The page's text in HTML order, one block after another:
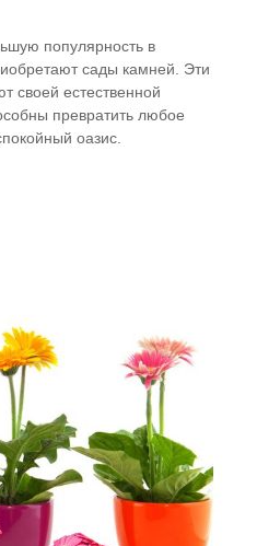
популярность в
сады камней. Эти
своей естественной
превратить любое
оазис.